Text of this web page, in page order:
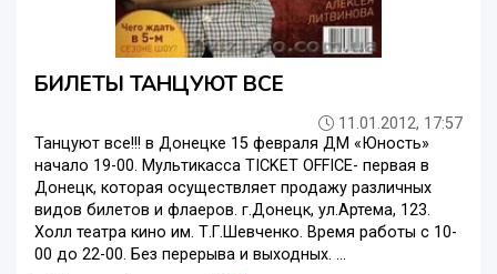
БИЛЕТЫ ТАНЦУЮТ ВСЕ
11.01.2012, 17:57
Танцуют все!!! в Донецке 15 февраля ДМ «Юность»
начало 19-00. Мультикасса TICKET OFFICE- первая в
Донецк, которая осуществляет продажу различных
видов билетов и флаеров. г.Донецк, ул.Артема, 123.
Холл театра кино им. Т.Г.Шевченко. Время работы с 10-
00 до 22-00. Без перерыва и выходных. ...